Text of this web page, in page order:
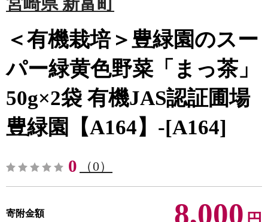
＜有機栽培＞豊緑園のスー
パー緑黄色野菜「まっ茶」
50g×2袋 有機JAS認証圃場
豊緑園【A164】-[A164]
0 （0）
寄附金額 8,000